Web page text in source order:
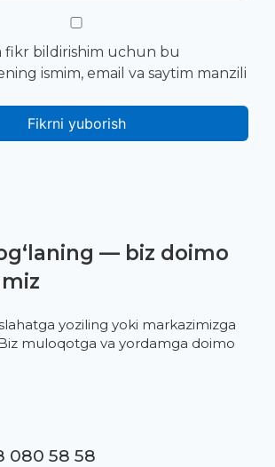
fikr bildirishim uchun bu
ismim, email va saytim manzili
— biz doimo
yoziling yoki markazimizga
muloqotga va yordamga doimo
080 58 58